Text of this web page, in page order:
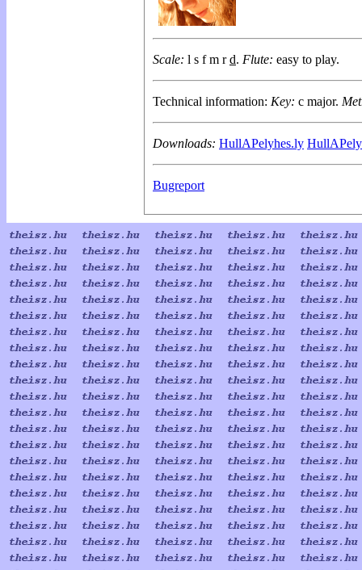
Scale: l s f m rd. Flute: easy to play.
Technical information: Key: c major.
Downloads: HullAPelyhes.ly
Bugreport